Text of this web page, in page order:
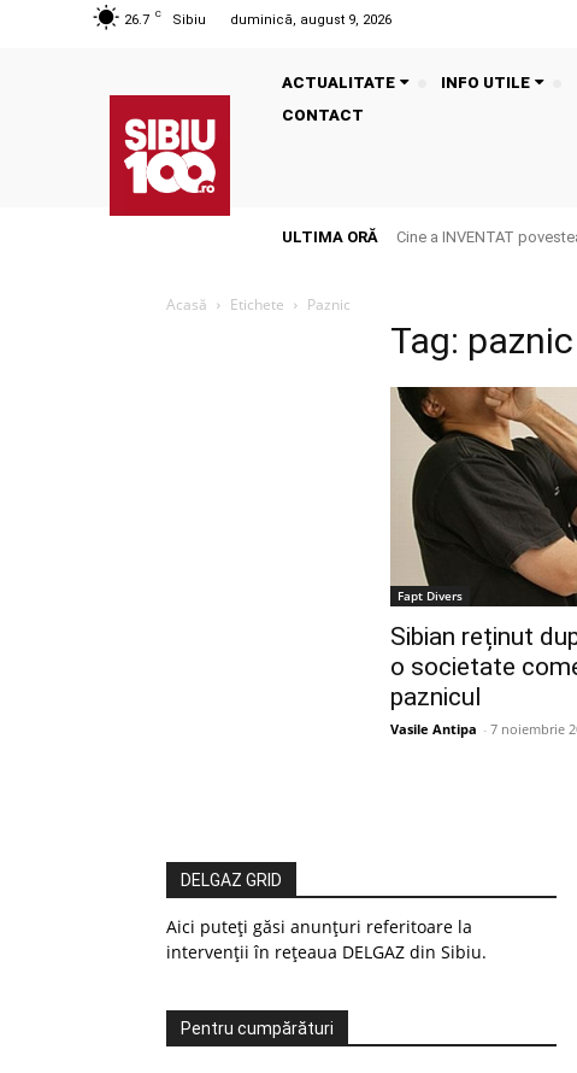
26.7 C Sibiu duminică, august 9, 2026
ACTUALITATE INFO UTILE
CONTACT
ULTIMA ORĂ Cine a INVENTAT
Acasă Etichete Paznic
Tag: paznic
Fapt Divers
Sibian reținut
o societate
paznicul
Vasile Antipa - 7 noiembrie
DELGAZ GRID
Aici puteți găsi anunțuri referitoare la
intervenții în rețeaua DELGAZ din Sibiu.
Pentru cumpărături